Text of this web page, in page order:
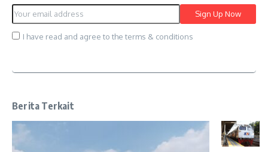
I have read and agree to the terms & conditions
Berita Terkait